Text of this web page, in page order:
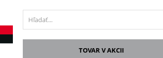
TOVAR V AKCII